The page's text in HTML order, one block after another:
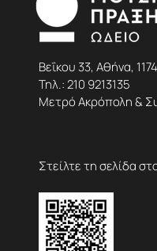
Βεΐκου 33, Αθήνα,
Τηλ.:210 9213135
Μετρό Ακρόπολη &
Στείλτε τη σελίδα